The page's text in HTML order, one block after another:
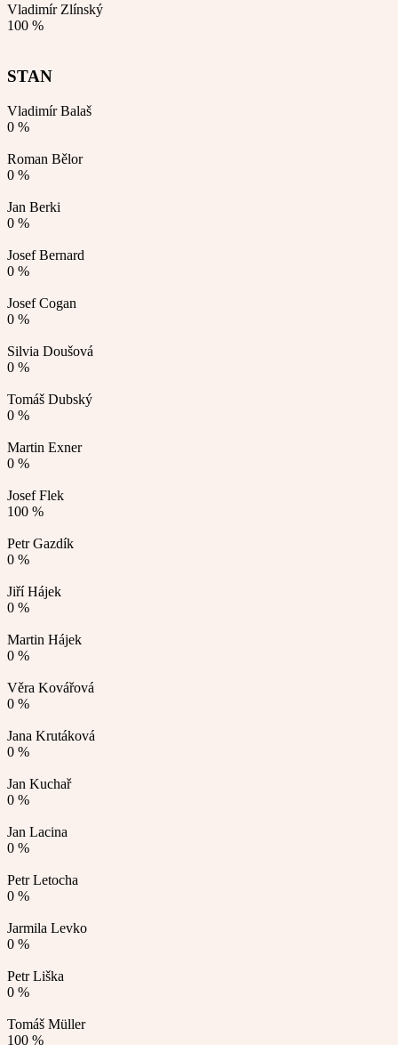
Vladimír Zlínský
100 %
STAN
Vladimír Balaš
0 %
Roman Bělor
0 %
Jan Berki
0 %
Josef Bernard
0 %
Josef Cogan
0 %
Silvia Doušová
0 %
Tomáš Dubský
0 %
Martin Exner
0 %
Josef Flek
100 %
Petr Gazdík
0 %
Jiří Hájek
0 %
Martin Hájek
0 %
Věra Kovářová
0 %
Jana Krutáková
0 %
Jan Kuchař
0 %
Jan Lacina
0 %
Petr Letocha
0 %
Jarmila Levko
0 %
Petr Liška
0 %
Tomáš Müller
100 %